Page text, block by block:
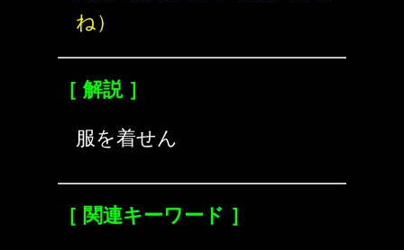
ね）
［ 解説 ］
服を着せん
［ 関連キーワード ］